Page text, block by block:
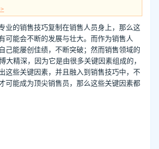
业的销售技巧复制在销售人员身上，那么这
可能会不断的发展与壮大。而作为销售人
己能屡创佳绩，不断突破；然而销售领域的
大精深，因为它是由很多关键因素组成的，
这些关键因素，并且融入到销售技巧中，不
可能成为顶尖销售员，那么这些关键因素都